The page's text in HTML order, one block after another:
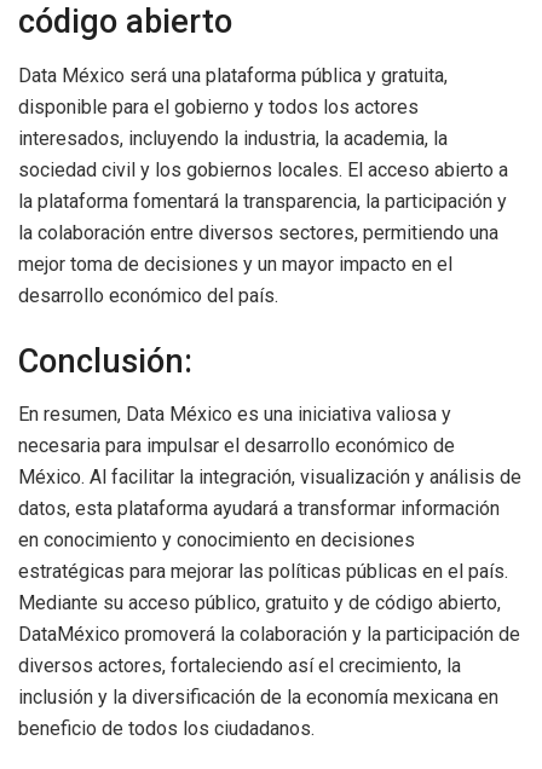
código abierto
Data México será una plataforma pública y gratuita,
disponible para el gobierno y todos los actores
interesados, incluyendo la industria, la academia, la
sociedad civil y los gobiernos locales. El acceso abierto a
la plataforma fomentará la transparencia, la participación y
la colaboración entre diversos sectores, permitiendo una
mejor toma de decisiones y un mayor impacto en el
desarrollo económico del país.
Conclusión:
En resumen, Data México es una iniciativa valiosa y
necesaria para impulsar el desarrollo económico de
México. Al facilitar la integración, visualización y análisis de
datos, esta plataforma ayudará a transformar información
en conocimiento y conocimiento en decisiones
estratégicas para mejorar las políticas públicas en el país.
Mediante su acceso público, gratuito y de código abierto,
DataMéxico promoverá la colaboración y la participación de
diversos actores, fortaleciendo así el crecimiento, la
inclusión y la diversificación de la economía mexicana en
beneficio de todos los ciudadanos.